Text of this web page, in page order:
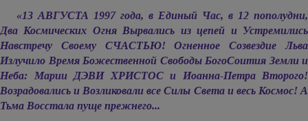
«13 АВГУСТА 1997 года, в Единый Час, в 12 пополудни,
Два Космических Огня Вырвались из цепей и Устремились
Навстречу Своему СЧАСТЬЮ! Огненное Созвездие Льва
Излучило Время Божественной Свободы БогоСоития Земли и
Неба: Марии ДЭВИ ХРИСТОСи Иоанна-Петра Второго!
Возрадовались и Возликовали все Силы Света и весь Космос! А
Тьма Восстала пуще прежнего...